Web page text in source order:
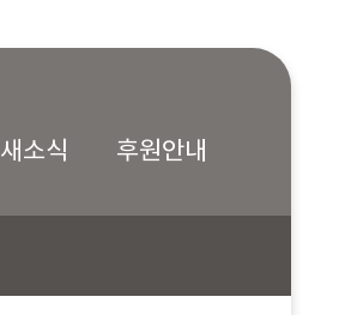
새소식 후원안내